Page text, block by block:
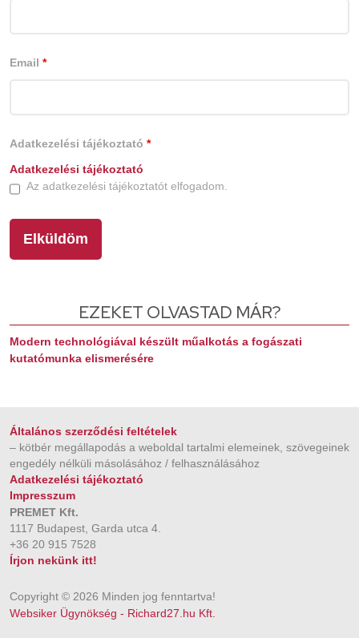
Email *
Adatkezelési tájékoztató *
Az adatkezelési tájékoztatót elfogadom.
Adatkezelési tájékoztató
EZEKET OLVASTAD MÁR?
Modern technológiával készült műalkotás a fogászati
kutatómunka elismerésére
Általános szerződési feltételek
– kötbér megállapodás a weboldal tartalmi elemeinek, szövegeinek
engedély nélküli másolásához / felhasználásához
Adatkezelési tájékoztató
Impresszum
PREMET Kft.
1117 Budapest, Garda utca 4.
+36 20 915 7528
Írjon nekünk itt!
Copyright © 2026 Minden jog fenntartva!
Websiker Ügynökség - Richard27.hu Kft.